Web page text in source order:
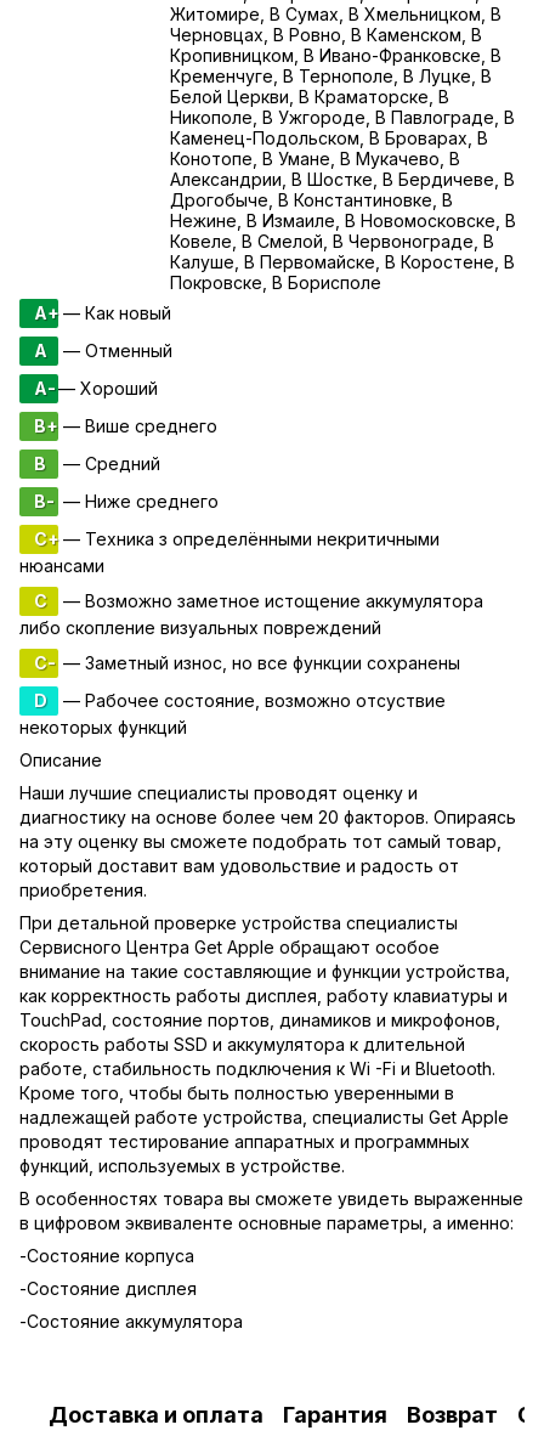
Житомире, В Сумах, В Хмельницком, В
Черновцах, В Ровно, В Каменском, В
Кропивницком, В Ивано-Франковске, В
Кременчуге, В Тернополе, В Луцке, В
Белой Церкви, В Краматорске, В
Никополе, В Ужгороде, В Павлограде, В
Каменец-Подольском, В Броварах, В
Конотопе, В Умане, В Мукачево, В
Александрии, В Шостке, В Бердичеве, В
Дрогобыче, В Константиновке, В
Нежине, В Измаиле, В Новомосковске, В
Ковеле, В Смелой, В Червонограде, В
Калуше, В Первомайске, В Коростене, В
Покровске, В Борисполе
A+— Как новый
A
— Отменный
A-— Хороший
B+ — Више среднего
B
— Средний
B- — Ниже среднего
C+— Техника з определёнными некритичными
нюансами
C
— Возможно заметное истощение аккумулятора
либо скопление визуальных повреждений
C- — Заметный износ, но все функции сохранены
D
— Рабочее состояние, возможно отсуствие
некоторых функций
Описание
Наши лучшие специалисты проводят оценку и
диагностику на основе более чем 20 факторов. Опираясь
на эту оценку вы сможете подобрать тот самый товар,
который доставит вам удовольствие и радость от
приобретения.
При детальной проверке устройства специалисты
Сервисного Центра Get Apple обращают особое
внимание на такие составляющие и функции устройства,
как корректность работы дисплея, работу клавиатуры и
TouchPad, состояние портов, динамиков и микрофонов,
скорость работы SSD и аккумулятора к длительной
работе, стабильность подключения к Wi -Fi и Bluetooth.
Кроме того, чтобы быть полностью уверенными в
надлежащей работе устройства, специалисты Get Apple
проводят тестирование аппаратных и программных
функций, используемых в устройстве.
В особенностях товара вы сможете увидеть выраженные
в цифровом эквиваленте основные параметры, а именно:
-Состояние корпуса
-Состояние дисплея
-Состояние аккумулятора
Доставка и оплата Гарантия Возврат